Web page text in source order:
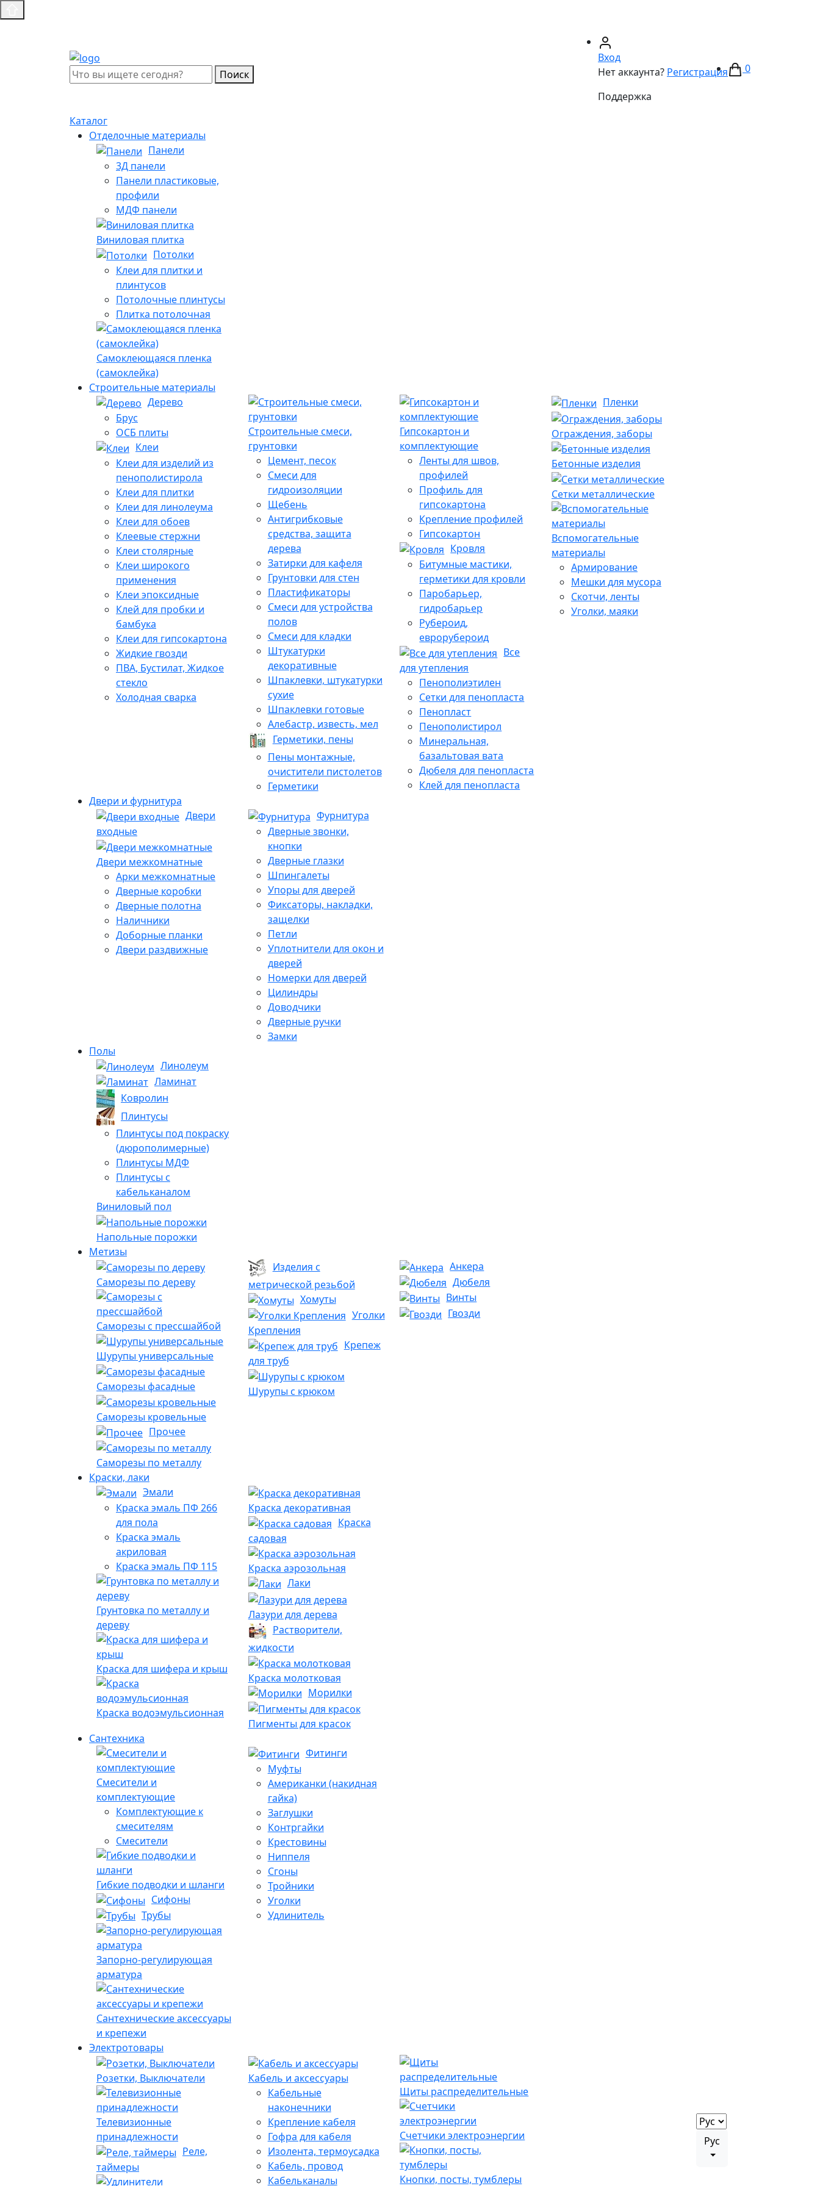
Поиск
Вход
Нет аккаунта? Регистрация
Поддержка
0
Каталог
Отделочные материалы
Панели
3Д панели
Панели пластиковые,
профили
МДФ панели
Виниловая плитка
Потолки
Клеи для плитки и
плинтусов
Потолочные плинтусы
Плитка потолочная
Самоклеющаяся пленка
(самоклейка)
Строительные материалы
Дерево
Брус
ОСБ плиты
Клеи
Клеи для изделий из
пенополистирола
Клеи для плитки
Клеи для линолеума
Клеи для обоев
Клеевые стержни
Клеи столярные
Клеи широкого
применения
Клеи эпоксидные
Клей для пробки и
бамбука
Клеи для гипсокартона
Жидкие гвозди
ПВА, Бустилат, Жидкое
стекло
Холодная сварка
Строительные смеси,
грунтовки
Цемент, песок
Смеси для
гидроизоляции
Щебень
Антигрибковые
средства, защита
дерева
Затирки для кафеля
Грунтовки для стен
Пластификаторы
Смеси для устройства
полов
Смеси для кладки
Штукатурки
декоративные
Шпаклевки, штукатурки
сухие
Шпаклевки готовые
Алебастр, известь, мел
Герметики, пены
Пены монтажные,
очистители пистолетов
Герметики
Гипсокартон и
комплектующие
Ленты для швов,
профилей
Профиль для
гипсокартона
Крепление профилей
Гипсокартон
Кровля
Битумные мастики,
герметики для кровли
Паробарьер,
гидробарьер
Рубероид,
еврорубероид
Все
для утепления
Пенополиэтилен
Сетки для пенопласта
Пенопласт
Пенополистирол
Минеральная,
базальтовая вата
Дюбеля для пенопласта
Клей для пенопласта
Пленки
Ограждения, заборы
Бетонные изделия
Сетки металлические
Вспомогательные
материалы
Армирование
Мешки для мусора
Скотчи, ленты
Уголки, маяки
Двери и фурнитура
Двери
входные
Двери межкомнатные
Арки межкомнатные
Дверные коробки
Дверные полотна
Наличники
Доборные планки
Двери раздвижные
Фурнитура
Дверные звонки,
кнопки
Дверные глазки
Шпингалеты
Упоры для дверей
Фиксаторы, накладки,
защелки
Петли
Уплотнители для окон и
дверей
Номерки для дверей
Цилиндры
Доводчики
Дверные ручки
Замки
Полы
Линолеум
Ламинат
Ковролин
Плинтусы
Плинтусы под покраску
(дюрополимерные)
Плинтусы МДФ
Плинтусы с
кабельканалом
Виниловый пол
Напольные порожки
Метизы
Саморезы по дереву
Саморезы с прессшайбой
Шурупы универсальные
Саморезы фасадные
Саморезы кровельные
Прочее
Саморезы по металлу
Изделия с
метрической резьбой
Хомуты
Уголки
Крепления
Крепеж
для труб
Шурупы с крюком
Анкера
Дюбеля
Винты
Гвозди
Краски, лаки
Эмали
Краска эмаль ПФ 266
для пола
Краска эмаль
акриловая
Краска эмаль ПФ 115
Грунтовка по металлу и
дереву
Краска для шифера и крыш
Краска водоэмульсионная
Краска декоративная
Краска
садовая
Краска аэрозольная
Лаки
Лазури для дерева
Растворители,
жидкости
Краска молотковая
Морилки
Пигменты для красок
Сантехника
Смесители и
комплектующие
Комплектующие к
смесителям
Смесители
Гибкие подводки и шланги
Сифоны
Трубы
Запорно-регулирующая
арматура
Сантехнические аксессуары
и крепежи
Фитинги
Муфты
Американки (накидная
гайка)
Заглушки
Контргайки
Крестовины
Ниппеля
Сгоны
Тройники
Уголки
Удлинитель
Электротовары
Розетки, Выключатели
Телевизионные
принадлежности
Реле,
таймеры
Кабель и аксессуары
Кабельные
наконечники
Крепление кабеля
Гофра для кабеля
Изолента, термоусадка
Кабель, провод
Кабельканалы
Щиты распределительные
Счетчики электроэнергии
Кнопки, посты, тумблеры